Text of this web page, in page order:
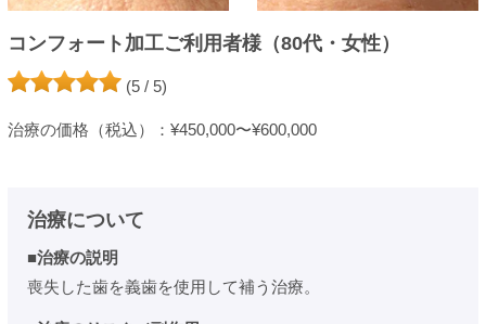
コンフォート加工ご利用者様（80代・女性）
(5 / 5)
治療の価格（税込）：¥450,000〜¥600,000
治療について
■治療の説明
喪失した歯を義歯を使用して補う治療。